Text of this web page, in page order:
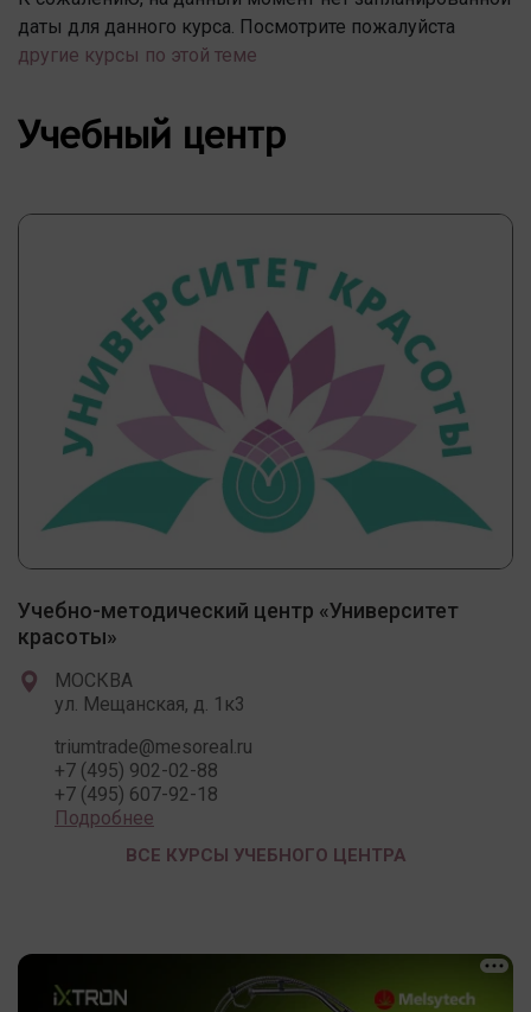
даты для данного курса. Посмотрите пожалуйста
другие курсы по этой теме
Учебный центр
Учебно-методический центр «Университет
красоты»
МОСКВА
ул. Мещанская, д. 1к3
triumtrade@mesoreal.ru
+7 (495) 902-02-88
+7 (495) 607-92-18
Подробнее
ВСЕ КУРСЫ УЧЕБНОГО ЦЕНТРА